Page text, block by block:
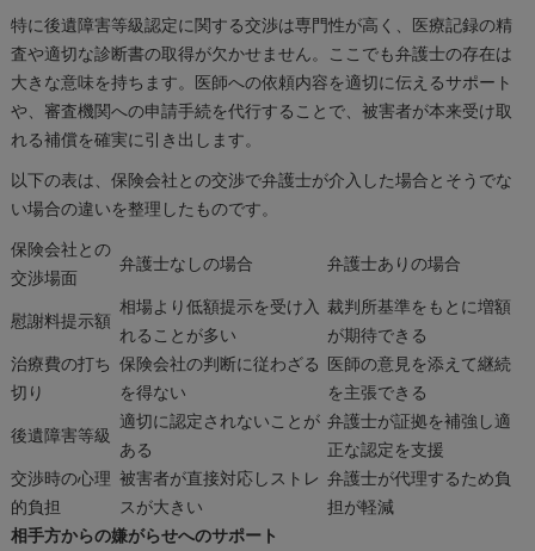
特に後遺障害等級認定に関する交渉は専門性が高く、医療記録の精
査や適切な診断書の取得が欠かせません。ここでも弁護士の存在は
大きな意味を持ちます。医師への依頼内容を適切に伝えるサポート
や、審査機関への申請手続を代行することで、被害者が本来受け取
れる補償を確実に引き出します。
以下の表は、保険会社との交渉で弁護士が介入した場合とそうでな
い場合の違いを整理したものです。
保険会社との
交渉場面
弁護士なしの場合 弁護士ありの場合
慰謝料提示額
相場より低額提示を受け入
れることが多い
裁判所基準をもとに増額
が期待できる
治療費の打ち
切り
保険会社の判断に従わざる
を得ない
医師の意見を添えて継続
を主張できる
後遺障害等級
適切に認定されないことが
ある
弁護士が証拠を補強し適
正な認定を支援
交渉時の心理
的負担
被害者が直接対応しストレ
スが大きい
弁護士が代理するため負
担が軽減
相手方からの嫌がらせへのサポート